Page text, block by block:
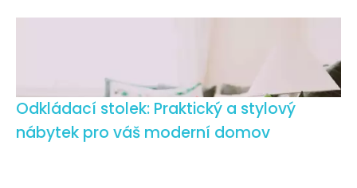
Odkládací stolek: Praktický a stylový
nábytek pro váš moderní domov